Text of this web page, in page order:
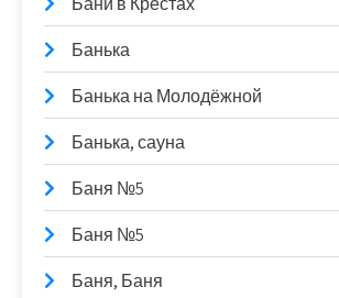
Банька
Банька на Молодёжной
Банька, сауна
Баня №5
Баня №5
Баня, Баня